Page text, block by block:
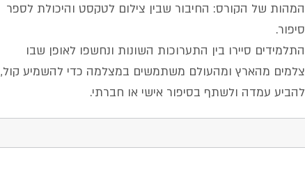
המהות של הקורס: החיבור שבין צילום לטקסט והיכולת לספר
סיפור.
התלמידים סיירו בין התערוכות השונות ונחשפו לאופן שבו
צלמים מהארץ ומהעולם משתמשים במצלמה כדי להשמיע קול,
להביע עמדה ולשתף בסיפור אישי או חברתי.